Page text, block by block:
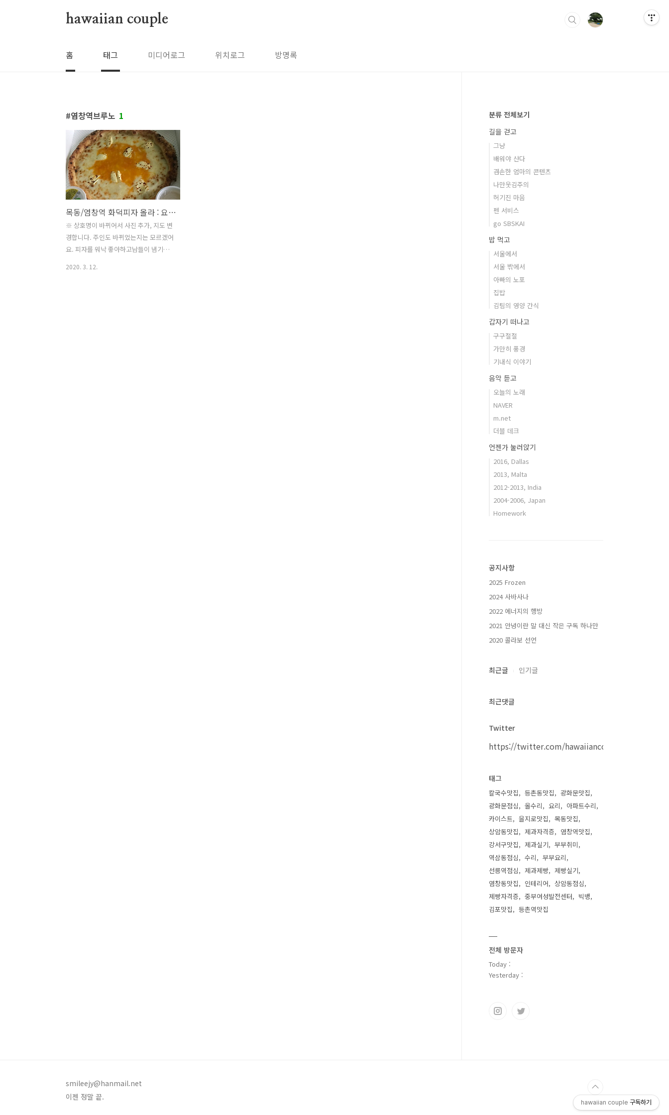
hawaiian couple
홈 태그 미디어로그 위치로그 방명록
염창역브루노 1
목동/염창역 화덕피자 올라 : 요즘 딱! 테이크아웃 화덕피자 전문점
※ 상호명이 바뀌어서 사진 추가, 지도 변
경합니다. 주인도 바뀌었는지는 모르겠어
요. 피자를 워낙 좋아하고남들이 냄기는
2020. 3. 12.
분류 전체보기
길을 걷고
그냥
배워야 산다
겸손한 엄마의 콘텐츠
나만웃김주의
허기진 마음
펜 서비스
go SBSKAI
밥 먹고
서울에서
서울 밖에서
아빠의 노포
집밥
김팀의 영양 간식
갑자기 떠나고
구구절절
가만히 풍경
기내식 이야기
음악 듣고
오늘의 노래
NAVER
m.net
더블 데크
언젠가 눌러앉기
2016, Dallas
2013, Malta
2012-2013, India
2004-2006, Japan
Homework
공지사항
2025 Frozen
2024 사바사나
2022 에너지의 행방
2021 안녕이란 말 대신 작은 구독 하나만
2020 콜라보 선언
최근글 인기글
최근댓글
Twitter
https://twitter.com/hawaiiancouple
태그
칼국수맛집 등촌동맛집
광화문맛집
광화문점심
올수리 요리
아파트수리
카이스트
을지로맛집
목동맛집
상암동맛집
제과자격증
염창역맛집
강서구맛집
제과실기
부부취미
역삼동점심
수리
부부요리
선릉역점심
제과제빵
제빵실기
염창동맛집
인테리어
상암동점심
제빵자격증
중부여성발전센터
빅뱅
김포맛집
등촌역맛집
전체 방문자
Today :
Yesterday :
smileejy@hanmail.net
이젠 정말 끝.
hawaiian couple 구독하기